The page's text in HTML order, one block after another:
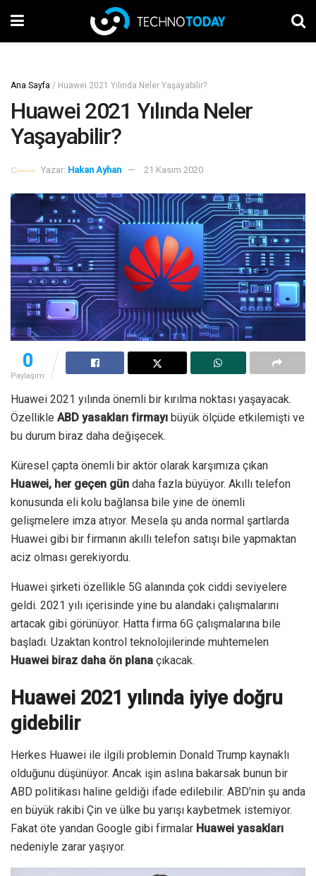
Ana Sayfa / Huawei 2021 Yılında Neler Yaşayabilir?
Huawei 2021 Yılında Neler
Yaşayabilir?
Yazar: Hakan Ayhan 21 Kasım 2020
0
Paylaşım
Huawei 2021 yılında önemli bir kırılma noktası yaşayacak.
Özellikle ABD yasakları firmayı büyük ölçüde etkilemişti ve
bu durum biraz daha değişecek.
Küresel çapta önemli bir aktör olarak karşımıza çıkan
Huawei, her geçen gün daha fazla büyüyor. Akıllı telefon
konusunda eli kolu bağlansa bile yine de önemli
gelişmelere imza atıyor. Mesela şu anda normal şartlarda
Huawei gibi bir firmanın akıllı telefon satışı bile yapmaktan
aciz olması gerekiyordu.
Huawei şirketi özellikle 5G alanında çok ciddi seviyelere
geldi. 2021 yılı içerisinde yine bu alandaki çalışmalarını
artacak gibi görünüyor. Hatta firma 6G çalışmalarına bile
başladı. Uzaktan kontrol teknolojilerinde muhtemelen
Huawei biraz daha ön plana çıkacak.
Huawei 2021 yılında iyiye doğru
gidebilir
Herkes Huawei ile ilgili problemin Donald Trump kaynaklı
olduğunu düşünüyor. Ancak işin aslına bakarsak bunun bir
ABD politikası haline geldiği ifade edilebilir. ABD’nin şu anda
en büyük rakibi Çin ve ülke bu yarışı kaybetmek istemiyor.
Fakat öte yandan Google gibi firmalar Huawei yasakları
nedeniyle zarar yaşıyor.